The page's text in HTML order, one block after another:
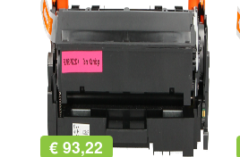
€ 93,22